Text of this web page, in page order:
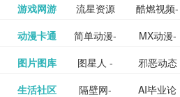
免费高清
在线电影
泡剧网_最
新电视剧
免费在线
游戏网游 流星资源
网-流星蝴
蝶剑官网
酷燃视频-
致力于打
造中国领
豆瓣电影-
豆瓣电影
动漫卡通 简单动漫-
日本动画
MX动漫-
最新最全
三毛漫画
网
图片图库 图星人 -
设计图片
邪恶动态
图片大全
图行天下
生活社区 隔壁网- AI毕业论